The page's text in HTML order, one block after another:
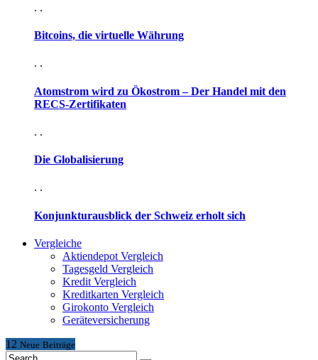
. .
Bitcoins, die virtuelle Währung
. .
Atomstrom wird zu Ökostrom – Der Handel mit den
RECS-Zertifikaten
. .
Die Globalisierung
. .
Konjunkturausblick der Schweiz erholt sich
Vergleiche
Aktiendepot Vergleich
Tagesgeld Vergleich
Kredit Vergleich
Kreditkarten Vergleich
Girokonto Vergleich
Geräteversicherung
12 Neue Beiträge